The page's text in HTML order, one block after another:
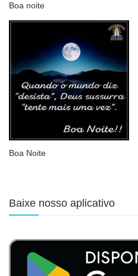
Boa noite
Boa Noite
Baixe nosso aplicativo